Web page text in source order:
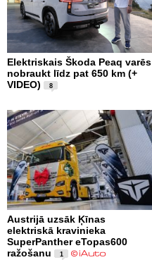
Elektriskais Škoda Peaq varēs
nobraukt līdz pat 650 km (+
VIDEO)
8
Austrijā uzsāk Ķīnas
elektriskā kravinieka
SuperPanther eTopas600
ražošanu
1